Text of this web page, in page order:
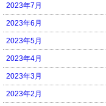
2023年7月
2023年6月
2023年5月
2023年4月
2023年3月
2023年2月